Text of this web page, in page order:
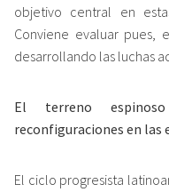
objetivo central en
Conviene evaluar pues,
desarrollando las luchas
El terreno
reconfiguraciones en las
El ciclo progresista